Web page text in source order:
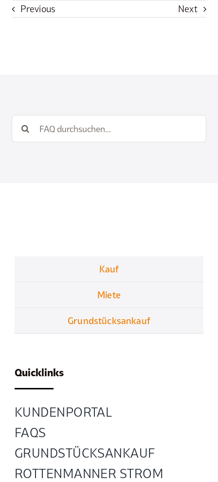
Previous Next
nach:
Kauf
Miete
Grundstücksankauf
Quicklinks
KUNDENPORTAL
FAQS
GRUND­STÜCKS­ANKAUF
ROTTENMANNER STROM